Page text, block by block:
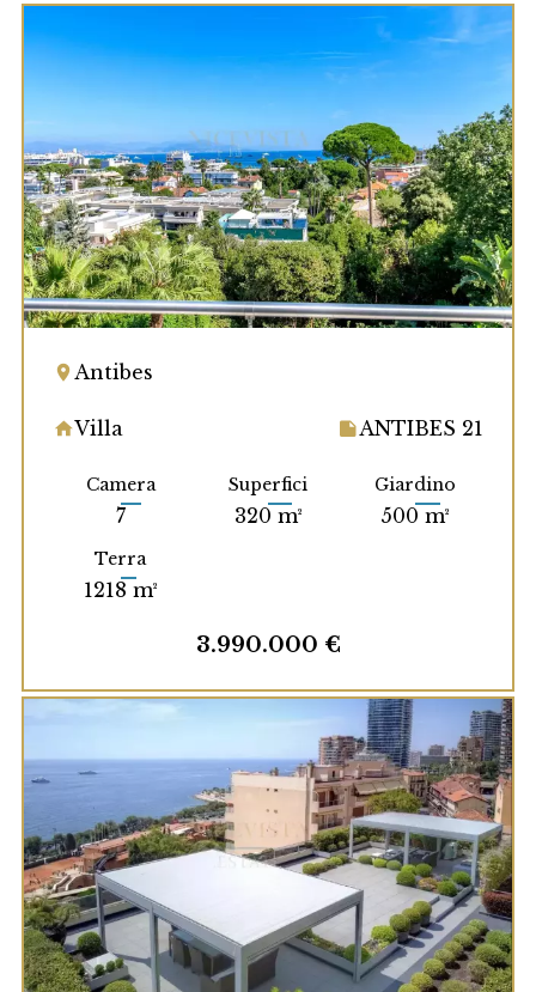
Antibes
Villa ANTIBES 21
Camera
7
Superfici
320 m²
Giardino
500 m²
Terra
1218 m²
3.990.000 €